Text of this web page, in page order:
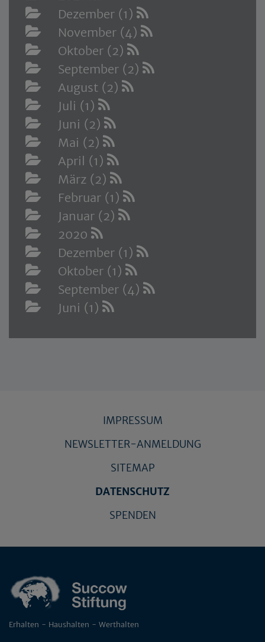
Dezember (1)
November (4)
Oktober (2)
September (2)
August (2)
Juli (1)
Juni (2)
Mai (2)
April (1)
März (2)
Februar (1)
Januar (2)
2020
Dezember (1)
Oktober (1)
September (4)
Juni (1)
IMPRESSUM
NEWSLETTER-ANMELDUNG
SITEMAP
DATENSCHUTZ
SPENDEN
Erhalten - Haushalten - Werthalten